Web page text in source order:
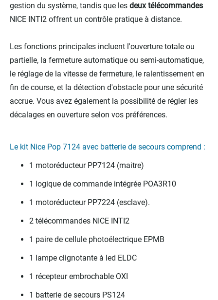
gestion du système, tandis que les deux télécommandes
NICE INTI2 offrent un contrôle pratique à distance.
Les fonctions principales incluent l'ouverture totale ou
partielle, la fermeture automatique ou semi-automatique,
le réglage de la vitesse de fermeture, le ralentissement en
fin de course, et la détection d'obstacle pour une sécurité
accrue. Vous avez également la possibilité de régler les
décalages en ouverture selon vos préférences.
Le kit Nice Pop 7124 avec batterie de secours comprend :
1 motoréducteur PP7124 (maitre)
1 logique de commande intégrée POA3R10
1 motoréducteur PP7224 (esclave).
2 télécommandes NICE INTI2
1 paire de cellule photoélectrique EPMB
1 lampe clignotante à led ELDC
1 récepteur embrochable OXI
1 batterie de secours PS124